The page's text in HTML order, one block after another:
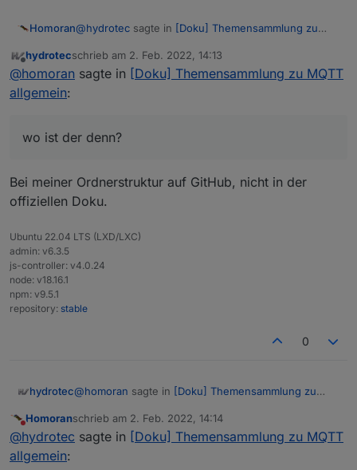
Homoran@hydrotec sagte in [Doku] Themensammlung zu
das unter dem Menüpunkt "Technologie ->
Wave, usw. gut rein passen.
Offline
hydrotecschrieb am 2. Feb. 2022, 14:13
zuletzt editiert von
@homoran sagte in [Doku] Themensammlung zu MQTT
allgemein:
wo ist der denn?
Bei meiner Ordnerstruktur auf GitHub, nicht in der
offiziellen Doku.
Ubuntu 22.04 LTS (LXD/LXC)
admin: v6.3.5
js-controller: v4.0.24
node: v18.16.1
npm: v9.5.1
repository: stable
0
hydrotec@homoran sagte in [Doku] Themensammlung zu
wo ist der denn?
Nicht stören
Homoranschrieb am 2. Feb. 2022, 14:14
zuletzt editiert von
@hydrotec sagte in [Doku] Themensammlung zu MQTT
allgemein: